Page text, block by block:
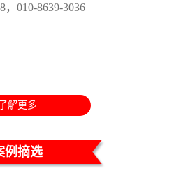
010-8639-3036
解更多
例摘选